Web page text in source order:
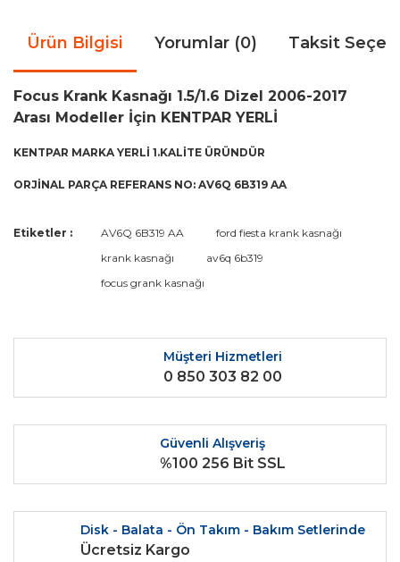
Ürün Bilgisi Yorumlar (0) Taksit
Focus Krank Kasnağı 1.5/1.6 Dizel 2006-2017
Arası Modeller İçin KENTPAR YERLİ
KENTPAR MARKA YERLİ 1.KALİTE ÜRÜNDÜR
ORJİNAL PARÇA REFERANS NO: AV6Q 6B319 AA
Bu ürüne ilk yorumu siz yapın!
Bu ürünün fiyat bilgisi, resim, ürün açıklamalarında ve diğer
kullanarak tarafımıza iletebilirsiniz.
Görüş ve önerileriniz için teşekkür ederiz.
Ürün açıklamasında eksik bilgiler bulunuyor.
Ürün bilgilerinde hatalar bulunuyor.
Ürün fiyatı diğer sitelerden daha pahalı.
Bu ürüne benzer farklı alternatifler olmalı.
Gönder
Etiketler : AV6Q 6B319 AA
ford fiesta krank kasnağı
krank kasnağı
av6q 6b319
focus grank kasnağı
Müşteri Hizmetleri
0 850 303 82 00
Güvenli Alışveriş
%100 256 Bit SSL
Disk - Balata - Ön Takım - Bakım Setlerinde
Ücretsiz Kargo